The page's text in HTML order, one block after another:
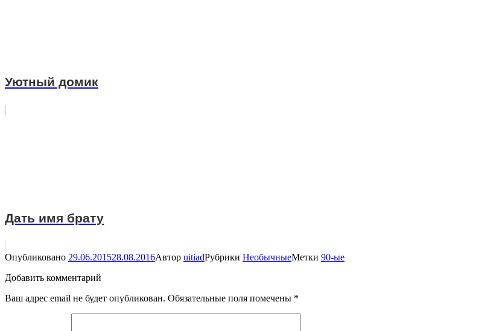
Уютный домик
Дать имя брату
Опубликовано 29.06.201528.08.2016Автор uitiadРубрики НеобычныеМетки 90-ые
Добавить комментарий
Ваш адрес email не будет опубликован. Обязательные поля помечены *